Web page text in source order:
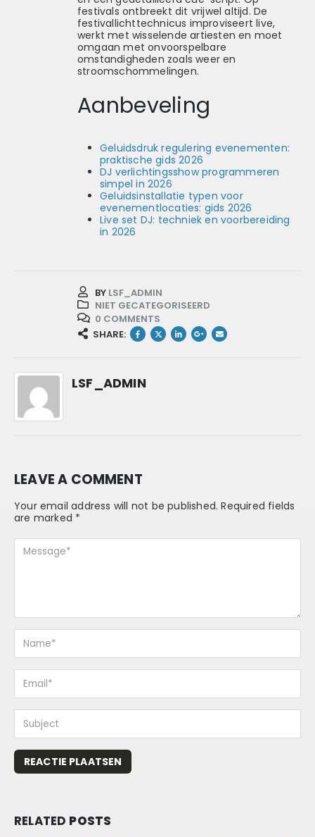
festivals ontbreekt dit vrijwel altijd. De
festivallichttechnicus improviseert live,
werkt met wisselende artiesten en moet
omgaan met onvoorspelbare
omstandigheden zoals weer en
stroomschommelingen.
Aanbeveling
Geluidsdruk regulering evenementen:
praktische gids 2026
DJ verlichtingsshow programmeren
simpel in 2026
Geluidsinstallatie typen voor
evenementlocaties: gids 2026
Live set DJ: techniek en voorbereiding
in 2026
BY LSF_ADMIN
NIET GECATEGORISEERD
0 COMMENTS
SHARE:
LSF_ADMIN
LEAVE A COMMENT
Your email address will not be published. Required fields
are marked *
RELATED POSTS